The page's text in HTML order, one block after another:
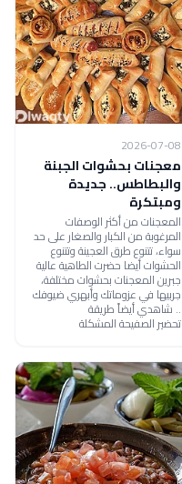
2026-07-08
معجنات بحشوات الجبنة
والبطاطس.. جديدة
ومبتكرة
المعجنات من أكثر الوصفات
المرغوبة من الكبار والصغار على حد
سواء، تتنوع طرق العجينة وتتنوع
الحشوات أيضا حضرت الطاهية عالية
جبرين المعجنات بحشوات مختلفة،
جربيها في عزوماتك وأبهري ضيوفك
.. شاهدي أيضاً طريقة
تحضير الصفيحة المشكلة